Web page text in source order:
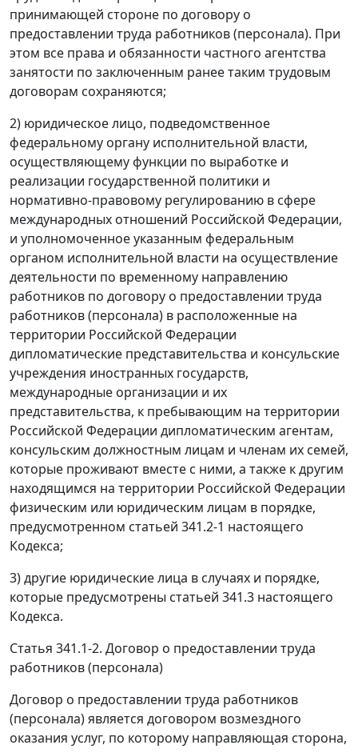
принимающей стороне по договору о
предоставлении труда работников (персонала). При
этом все права и обязанности частного агентства
занятости по заключенным ранее таким трудовым
договорам сохраняются;
2) юридическое лицо, подведомственное
федеральному органу исполнительной власти,
осуществляющему функции по выработке и
реализации государственной политики и
нормативно-правовому регулированию в сфере
международных отношений Российской Федерации,
и уполномоченное указанным федеральным
органом исполнительной власти на осуществление
деятельности по временному направлению
работников по договору о предоставлении труда
работников (персонала) в расположенные на
территории Российской Федерации
дипломатические представительства и консульские
учреждения иностранных государств,
международные организации и их
представительства, к пребывающим на территории
Российской Федерации дипломатическим агентам,
консульским должностным лицам и членам их семей,
которые проживают вместе с ними, а также к другим
находящимся на территории Российской Федерации
физическим или юридическим лицам в порядке,
предусмотренном статьей 341.2-1 настоящего
Кодекса;
3) другие юридические лица в случаях и порядке,
которые предусмотрены статьей 341.3 настоящего
Кодекса.
Статья 341.1-2. Договор о предоставлении труда
работников (персонала)
Договор о предоставлении труда работников
(персонала) является договором возмездного
оказания услуг, по которому направляющая сторона,